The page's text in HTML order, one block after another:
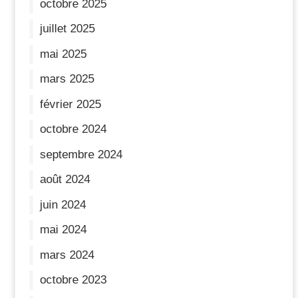
octobre 2025
juillet 2025
mai 2025
mars 2025
février 2025
octobre 2024
septembre 2024
août 2024
juin 2024
mai 2024
mars 2024
octobre 2023